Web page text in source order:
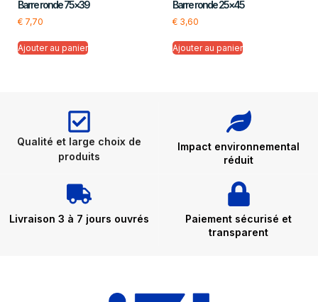
Barre ronde 75×39
€ 7,70
Ajouter au panier
Barre ronde 25×45
€3,60
Ajouter au panier
Qualité et large choix de
produits
Impact environnemental
réduit
Livraison 3 à 7 jours ouvrés
Paiement sécurisé et
transparent